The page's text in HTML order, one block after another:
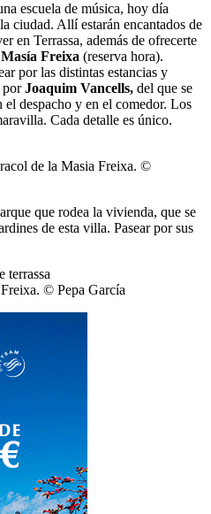
escuela de música, hoy día
ciudad. Allí estarán encantados de
en Terrassa, además de ofrecerte
Freixa (reserva hora).
por las distintas estancias y
porJoaquim Vancells, del que se
despacho y en el comedor. Los
Cada detalle es único.
de la Masia Freixa. ©
que rodea la vivienda, que se
de esta villa. Pasear por sus
© Pepa García